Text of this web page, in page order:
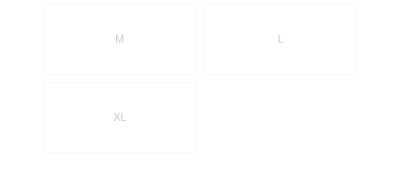
M L
XL